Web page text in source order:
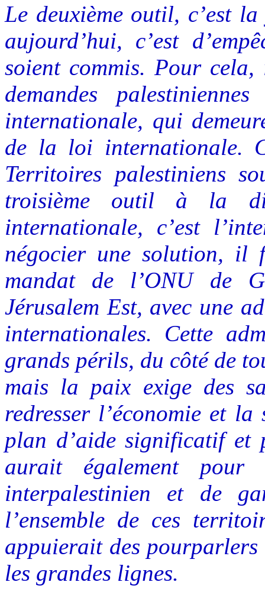
Le deuxième outil, c’est
aujourd’hui, c’est
soient commis. Pour
demandes
internationale, qui
de la loi internationale.
Territoires palestiniens
troisième outil à la
internationale, c’est
négocier une solution, il
mandat de l’ONU de
Jérusalem Est, avec une
internationales. Cette
grands périls, du côté de
mais la paix exige des
redresser l’économie et
plan d’aide significatif
aurait également
interpalestinien et de
l’ensemble de ces
appuierait des
les grandes lignes.